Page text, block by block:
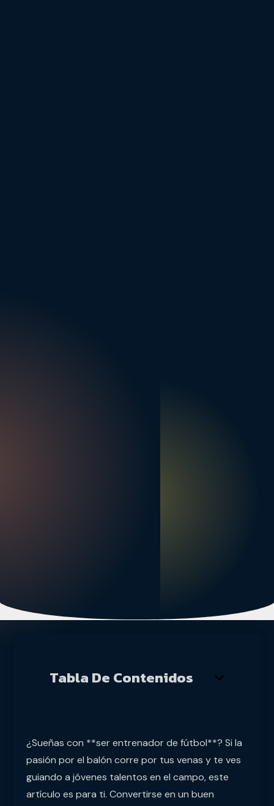
Tabla De Contenidos
¿Sueñas con **ser entrenador de fútbol**? Si la
pasión por el balón corre por tus venas y te ves
guiando a jóvenes talentos en el campo, este
artículo es para ti. Convertirse en un buen